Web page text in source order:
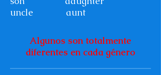
uncle aunt
Algunos son totalmente
diferentes en cada género